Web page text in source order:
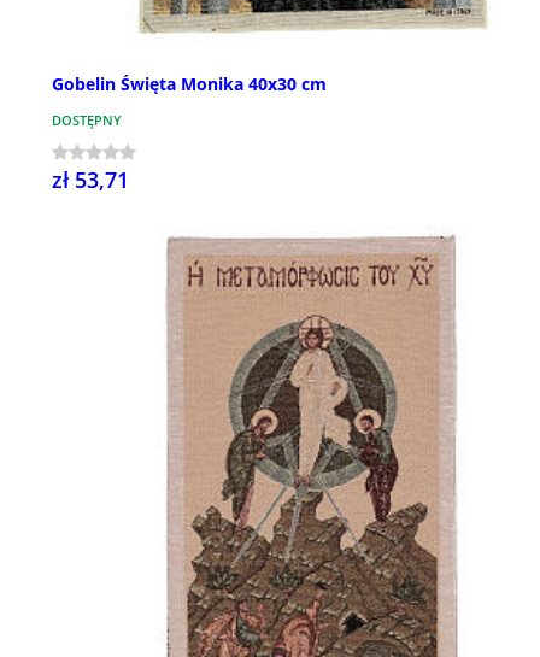
Gobelin Święta Monika 40x30 cm
DOSTĘPNY
zł 53,71